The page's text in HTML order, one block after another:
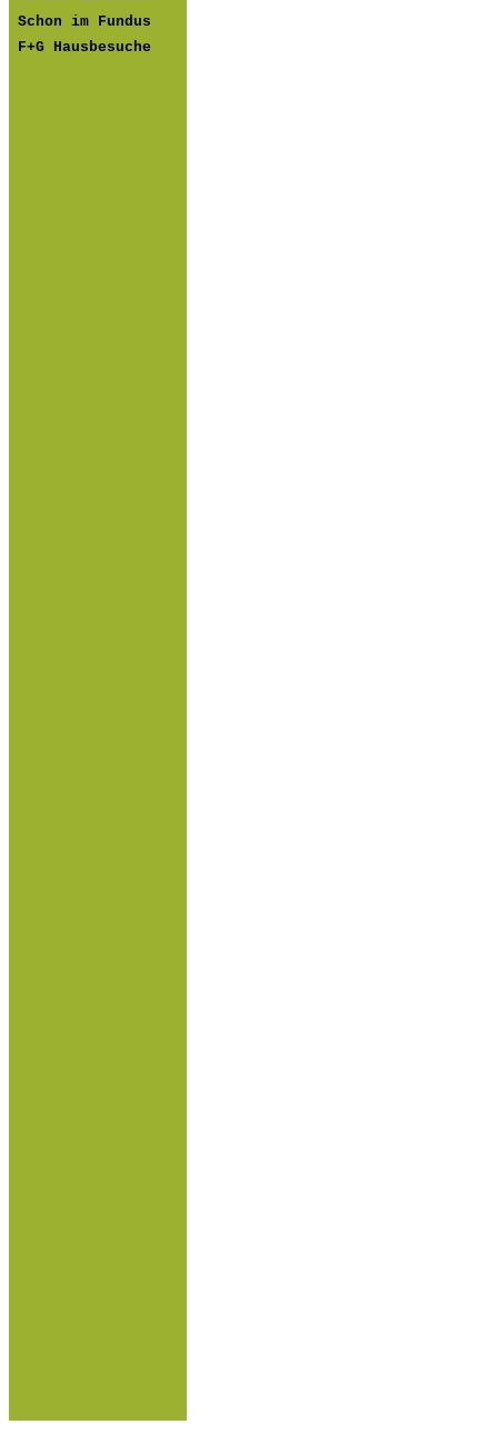
Schon im Fundus
F+G Hausbesuche